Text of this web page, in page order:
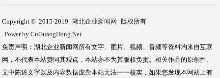
Copyright © 2015-2019 湖北企业新闻网
版权所有
Power by CnGuangDong.Net
免责声明：湖北企业新闻网所有文字、图片、视频、音频等资料均来自互联
网，不代表本站赞同其观点，本站亦不为其版权负责。相关作品的原创性、
文中陈述文字以及内容数据庞杂本站无法一一核实，如果您发现本网站上有